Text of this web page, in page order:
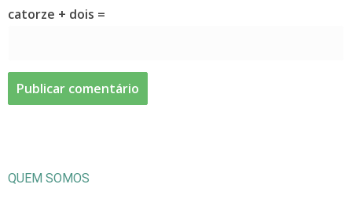
catorze + dois =
QUEM SOMOS